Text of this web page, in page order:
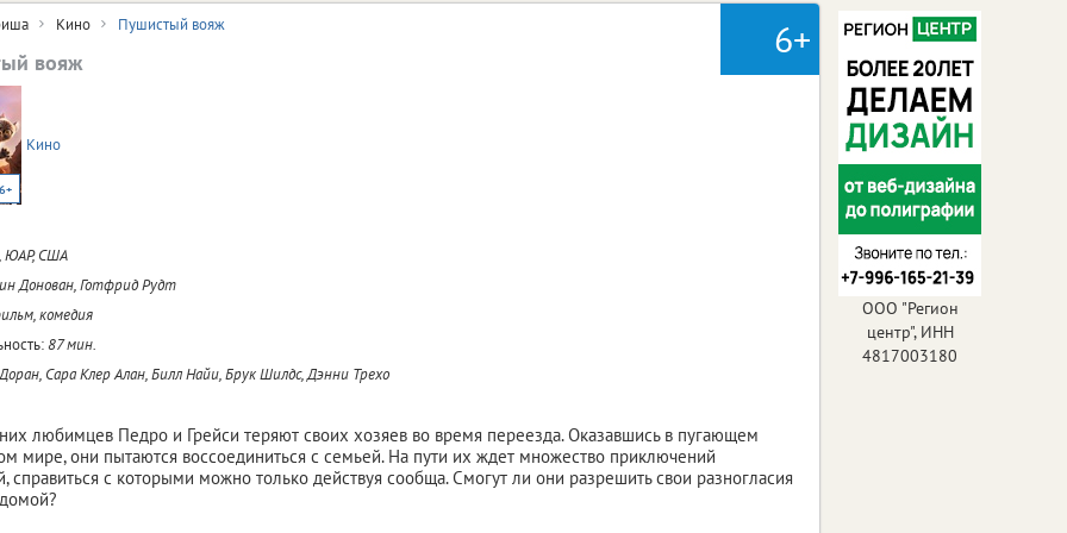
6+
Кино Пушистый вояж
вояж
6+
Кино
ЮАР, США
Донован, Готфрид Рудт
комедия
87 мин.
Сара Клер Алан, Билл Найи, Брук Шилдс, Дэнни Трехо
любимцев Педро и Грейси теряют своих хозяев во время переезда. Оказавшись в пугающем
мире, они пытаются воссоединиться с семьей. На пути их ждет множество приключений
справиться с которыми можно только действуя сообща. Смогут ли они разрешить свои разногласия
ООО "Регион
центр", ИНН
4817003180